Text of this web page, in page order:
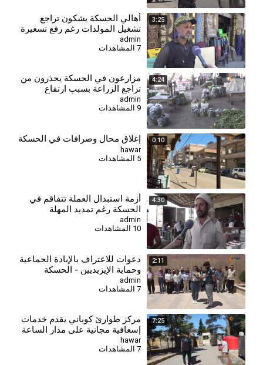
3:25
⁣أهالي الحسكة يشكون تراجع
تشغيل المولدات رغم رفع تسعيرة
الأمبير
admin
7 المشاهدات
4:24
⁣مزارعون في الحسكة يحذرون من
تراجع الزراعة بسبب ارتفاع
التكاليف وأزمة العملة
admin
9 المشاهدات
0:10 إغلاق محال وصرافات في الحسكة
hawar
5 المشاهدات
4:30
⁣أزمة استبدال العملة تتفاقم في
الحسكة رغم تمديد المهلة
admin
10 المشاهدات
2:11
دعوات للاعتراف بالإبادة الجماعية
وحماية الإيزيديين - الحسكة
admin
7 المشاهدات
7:25
مركز طوارئ كوباني يقدم خدمات
إسعافية مجانية على مدار الساعة
لأهالي المدينة وريفها
hawar
7 المشاهدات